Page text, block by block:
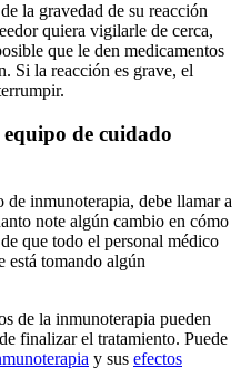
la gravedad de su reacción
quiera vigilarle de cerca,
que le den medicamentos
Si la reacción es grave, el
de cuidado
de inmunoterapia, debe llamar a
note algún cambio en cómo
que todo el personal médico
está tomando algún
de la inmunoterapia pueden
finalizar el tratamiento. Puede
y sus efectos